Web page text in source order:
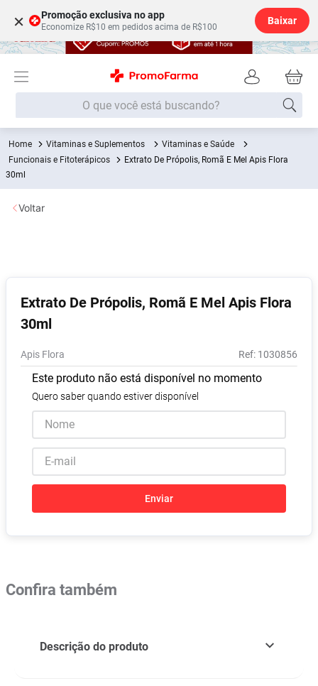
× Promoção exclusiva no app
Economize R$10 em pedidos acima de R$100
Baixar
O que você está buscando?
Vitaminas e Suplementos
Vitaminas e Saúde
Funcionais e Fitoterápicos
Extrato De Própolis, Romã E Mel Apis Flora
30ml
Extrato De Própolis, Romã E Mel Apis Flora
30ml
Apis Flora : 1030856
Este produto não está disponível no momento
Quero saber quando estiver disponível
Enviar
Voltar
Confira também
Descrição do produto
Termos mais buscados
9º Vitamina D
10º Soro Fisiológico